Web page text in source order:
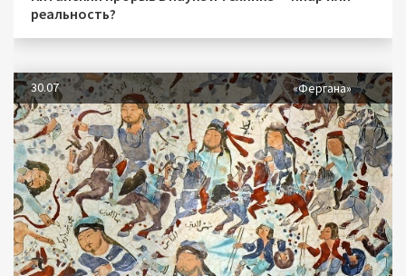
реальность?
30.07 «Фергана»